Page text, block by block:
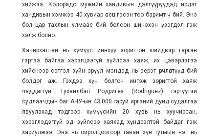
хийжээ. Колорадо мужийн хандивын дэлгүүрүүдэд ирдэг
хандивын хэмжээ 40 хувиар өссөн гэсэн тоо баримт ч бий. Энэ
бол цар тахлын улмаас бий болсон шинэхэн үзэгдэл гэж
хэлж болно.
Хачирхалтай нь хүмүүс ийнхүү зоригтой шийдвэр гарган
гэртээ байгаа хэрэгцээгүй зүйлсээ хаяж, их цэвэрлэгээ
хийснээр сэтгэл зүйн эрүүл мэндэд нь эерэг өөрчлөлтүүд бий
болдог аж. Гэхдээ хүн болгон ингэж зоригтой хаяж
чаддаггүй. Тухайлбал Родригез (Rodriguez) тэргүүтэй
судлаачдын баг АНУ-ын 43,000 гаруй иргэний дунд судалгаа
явуулахад тэдгээр хүмүүсийн 20 хувь нь хуучирсан,
хэрэглэдэггүй эд зүйлсээ хаяхад хүндрэлтэй байдаг гэж
хариулжээ. Энэ нь ойролцоогоор таван хүн тутмын нэг нь